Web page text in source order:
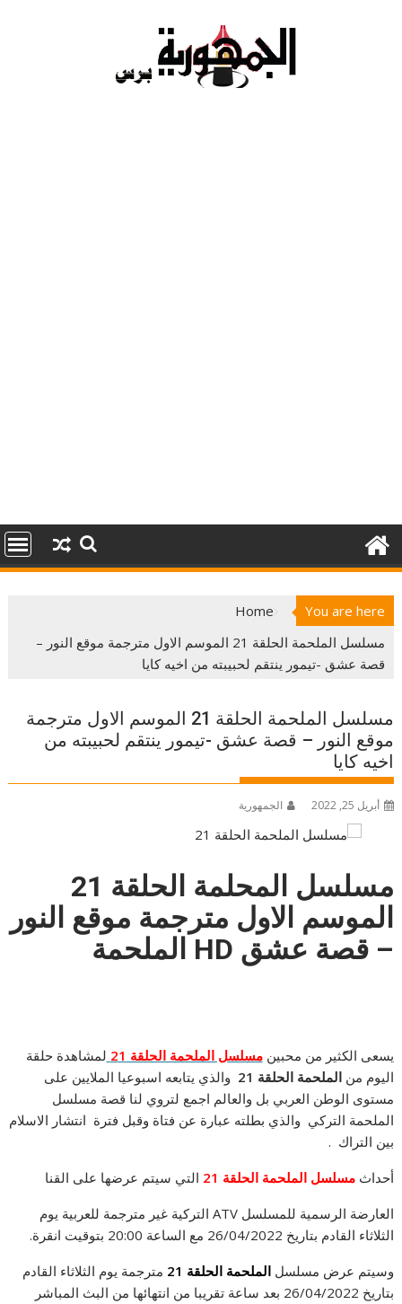
You are here
Home
مسلسل الملحمة الحلقة 21 الموسم الاول مترجمة موقع النور –
قصة عشق -تيمور ينتقم لحبيبته من اخيه كايا
مسلسل الملحمة الحلقة 21 الموسم الاول مترجمة
موقع النور – قصة عشق -تيمور ينتقم لحبيبته من
اخيه كايا
أبريل 25, 2022 الجمهورية
مسلسل المحلمة الحلقة 21
الموسم الاول مترجمة موقع النور
– قصة عشق HD الملحمة
يسعى الكثير من محبينمسلسل الملحمة الحلقة 2 1
لمشاهدة حلقة
اليوم من الملحمة الحلقة 21
والذي يتابعه اسبوعيا الملايين على
مستوى الوطن العربي بل والعالم اجمع لتروي لنا قصة مسلسل
الملحمة التركي والذي بطلته عبارة عن فتاة وقبل فترة انتشار الاسلام
بين التراك .
أحداث مسلسل الملحمة الحلقة 21
التي سيتم عرضها على القنا
العارضة الرسمية للمسلسل ATV التركية غير مترجمة للعربية يوم
الثلاثاء القادم بتاريخ 26/04/2022 مع الساعة 20:00 بتوقيت انقرة.
وسيتم عرض مسلسل الملحمة الحلقة 21
مترجمة يوم الثلاثاء القادم
بتاريخ 26/04/2022 بعد ساعة تقريبا من انتهائها من البث المباشر